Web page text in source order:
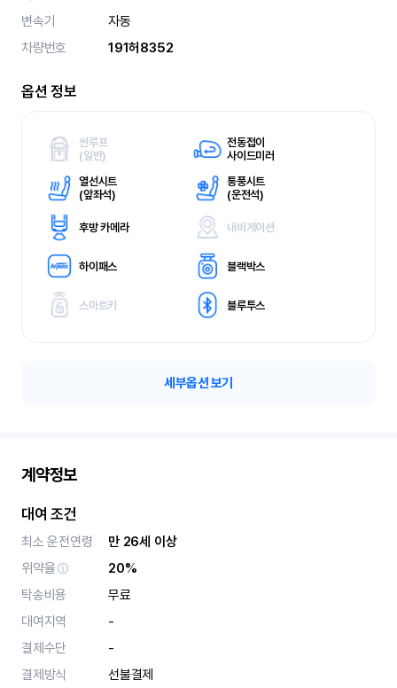
변속기
자동
차량번호
191허8352
옵션 정보
썬루프
(일반)
전동접이
사이드미러
열선시트
(앞좌석)
통풍시트
(운전석)
후방 카메라 내비게이션
하이패스 블랙박스
스마트키 블루투스
세부옵션 보기
계약정보
대여 조건
최소 운전연령
만 26세 이상
위약율
20%
탁송비용
무료
대여지역
-
결제수단
-
결제방식
선불결제